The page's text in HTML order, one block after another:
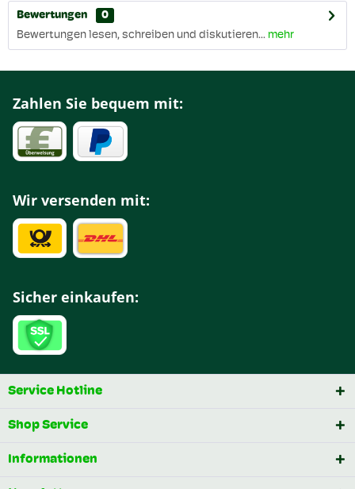
Bewertungen
0
Bewertungen lesen, schreiben und diskutieren... mehr
Zahlen Sie bequem mit:
Wir versenden mit:
Sicher einkaufen:
Service Hotline
Shop Service
Informationen